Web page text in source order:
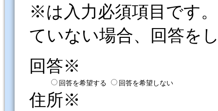
※は入力必須項目です
ていない場合、回答を
回答※
回答を希望する 回答を希望しない
住所※